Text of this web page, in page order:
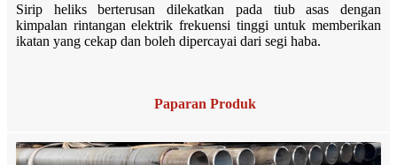
Sirip heliks berterusan dilekatkan pada tiub asas dengan
kimpalan rintangan elektrik frekuensi tinggi untuk memberikan
ikatan yang cekap dan boleh dipercayai dari segi haba.
Paparan Produk